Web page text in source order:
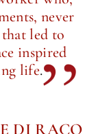
never
led to
inspired
life.
DI RACO